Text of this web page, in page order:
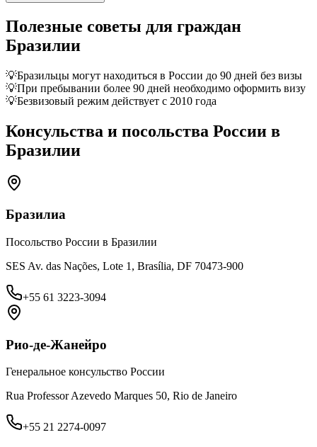
Полезные советы для граждан
Бразилии
💡Бразильцы могут находиться в России до 90 дней без визы
💡При пребывании более 90 дней необходимо оформить визу
💡Безвизовый режим действует с 2010 года
Консульства и посольства России в
Бразилии
Бразилиа
Посольство России в Бразилии
SES Av. das Nações, Lote 1, Brasília, DF 70473-900
+55 61 3223-3094
Рио-де-Жанейро
Генеральное консульство России
Rua Professor Azevedo Marques 50, Rio de Janeiro
+55 21 2274-0097